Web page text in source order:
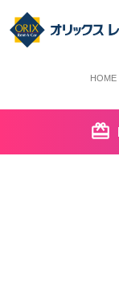
HOME